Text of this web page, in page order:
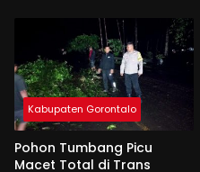
Kabupaten Gorontalo
Pohon Tumbang Picu
Macet Total di Trans